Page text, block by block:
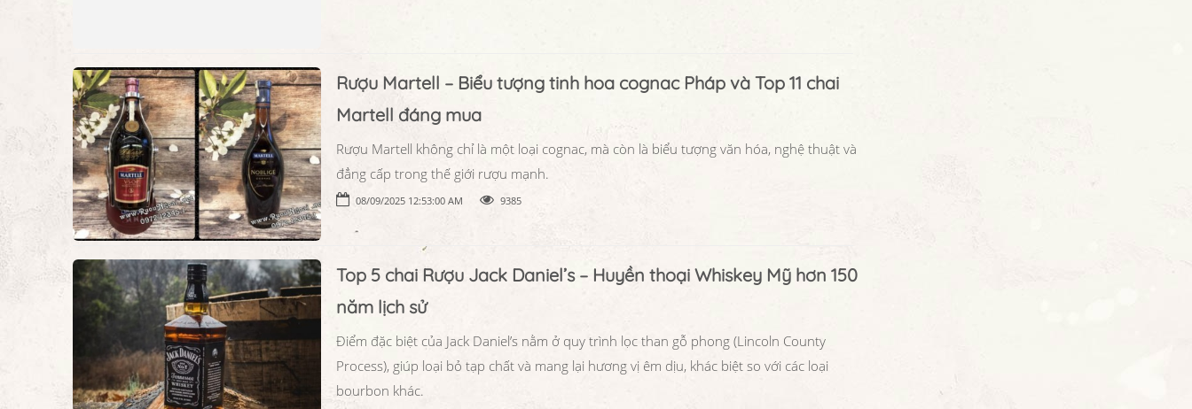
Rượu Martell – Biểu tượng tinh hoa cognac Pháp và Top 11 chai
Martell đáng mua
Rượu Martell không chỉ là một loại cognac, mà còn là biểu tượng văn hóa, nghệ thuật và
đẳng cấp trong thế giới rượu mạnh.
08/09/2025 12:53:00 AM 9385
Top 5 chai Rượu Jack Daniel’s – Huyền thoại Whiskey Mỹ hơn 150
năm lịch sử
Điểm đặc biệt của Jack Daniel’s nằm ở quy trình lọc than gỗ phong (Lincoln County
Process), giúp loại bỏ tạp chất và mang lại hương vị êm dịu, khác biệt so với các loại
bourbon khác.